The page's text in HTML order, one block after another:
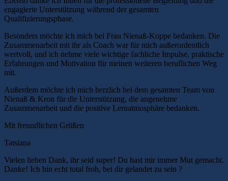
engagierte Unterstützung während der gesamten
Qualifizierungsphase.
Besonders möchte ich mich bei Frau Nienaß-Koppe bedanken. Die
Zusammenarbeit mit ihr als Coach war für mich außerordentlich
wertvoll, und ich nehme viele wichtige fachliche Impulse, praktische
Erfahrungen und Motivation für meinen weiteren beruflichen Weg
mit.
Außerdem möchte ich mich herzlich bei dem gesamten Team von
Nienaß & Kron für die Unterstützung, die angenehme
Zusammenarbeit und die positive Lernatmosphäre bedanken.
Mit freundlichen Grüßen
Tatsiana
Vielen lieben Dank, ihr seid super! Du hast mir immer Mut gemacht.
Danke! Ich bin echt total froh, bei dir gelandet zu sein ?